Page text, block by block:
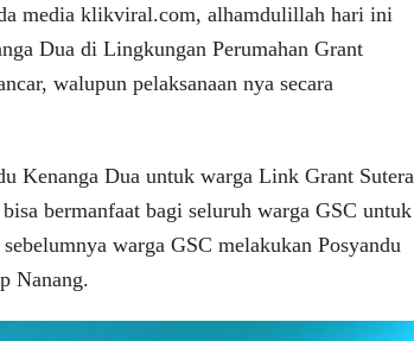
media klikviral.com, alhamdulillah hari ini
Dua di Lingkungan Perumahan Grant
walupun pelaksanaan nya secara
Kenanga Dua untuk warga Link Grant Sutera
bermanfaat bagi seluruh warga GSC untuk
warga GSC melakukan Posyandu
Nanang.